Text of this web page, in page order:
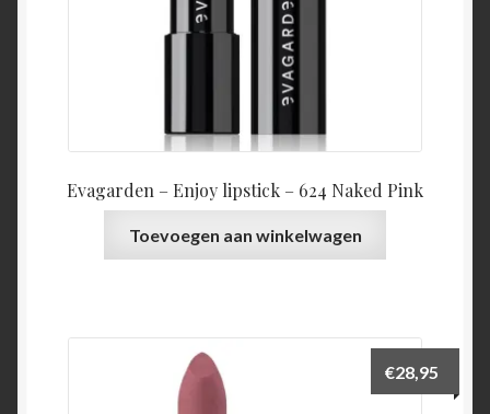
Evagarden – Enjoy lipstick – 624 Naked Pink
Toevoegen aan winkelwagen
€28,95